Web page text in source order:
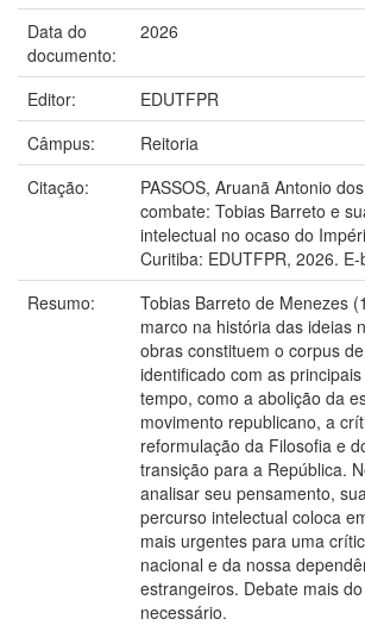
Data do
documento:
2026
Editor:
EDUTFPR
Câmpus:
Reitoria
Citação:
PASSOS, Aruanã Antonio
combate: Tobias Barreto e
intelectual no ocaso do
Curitiba: EDUTFPR, 2026. E-
Resumo:
Tobias Barreto de Menezes
marco na história das ideias
obras constituem o corpus
identificado com as
tempo, como a abolição da
movimento republicano, a
reformulação da Filosofia e
transição para a República.
analisar seu pensamento,
percurso intelectual coloca
mais urgentes para uma
nacional e da nossa
estrangeiros. Debate mais
necessário.